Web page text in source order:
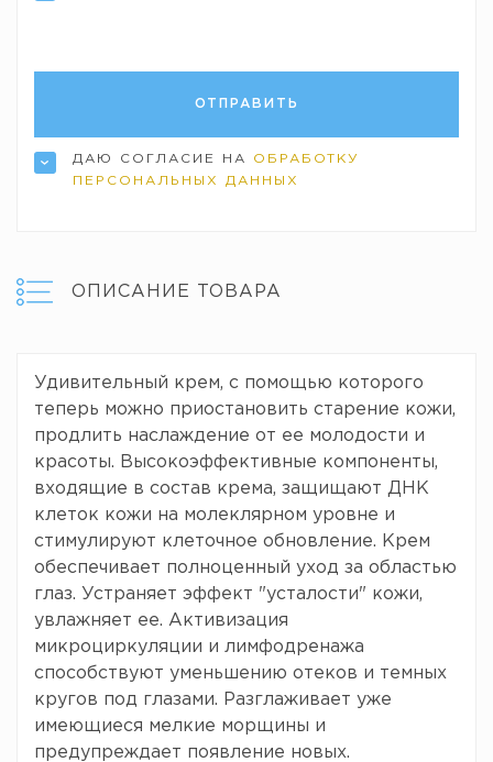
ДАЮ СОГЛАСИЕ НА ОБРАБОТКУ
ПЕРСОНАЛЬНЫХ ДАННЫХ
ОПИСАНИЕ ТОВАРА
Удивительный крем, с помощью которого
теперь можно приостановить старение кожи,
продлить наслаждение от ее молодости и
красоты. Высокоэффективные компоненты,
входящие в состав крема, защищают ДНК
клеток кожи на молеклярном уровне и
стимулируют клеточное обновление. Крем
обеспечивает полноценный уход за областью
глаз. Устраняет эффект "усталости" кожи,
увлажняет ее. Активизация
микроциркуляции и лимфодренажа
способствуют уменьшению отеков и темных
кругов под глазами. Разглаживает уже
имеющиеся мелкие морщины и
предупреждает появление новых.